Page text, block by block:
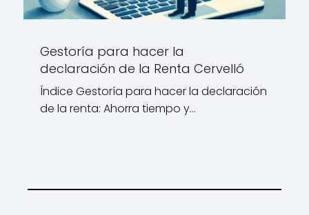
Gestoría para hacer la
declaración de la Renta Cervelló
Índice Gestoría para hacer la declaración
de la renta: Ahorra tiempo y…